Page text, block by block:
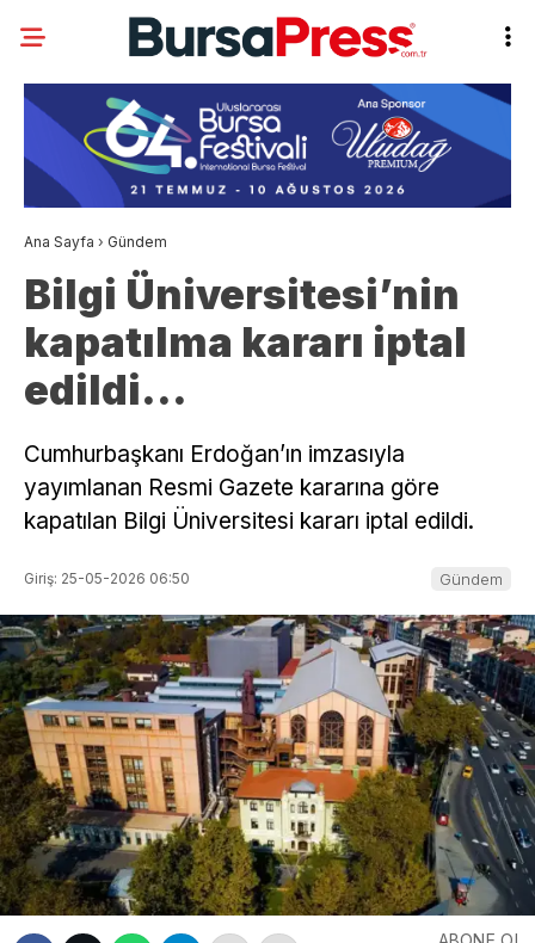
Ana Sayfa › Gündem
Bilgi Üniversitesi’nin
kapatılma kararı iptal
edildi…
Cumhurbaşkanı Erdoğan’ın imzasıyla
yayımlanan Resmi Gazete kararına göre
kapatılan Bilgi Üniversitesi kararı iptal edildi.
Giriş: 25-05-2026 06:50 Gündem